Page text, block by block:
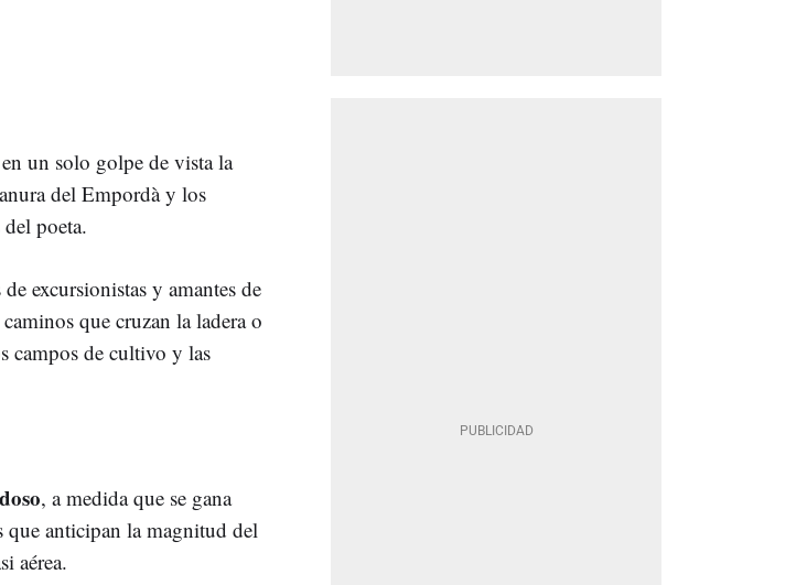
un solo golpe de vista la
del Empordà y los
poeta.
excursionistas y amantes de
que cruzan la ladera o
campos de cultivo y las
, a medida que se gana
que anticipan la magnitud del
aérea.